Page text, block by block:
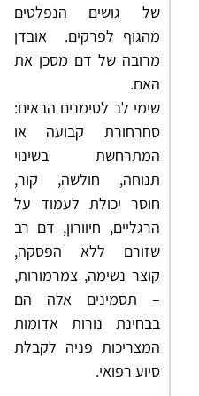
של גושים הנפלטים
מהגוף לפרקים. אובדן
מרובה של דם מסכן את
האם.
שימי לב לסימנים הבאים:
סחרחורת קבועה או
המתרחשת בשינוי
תנוחה, חולשה, קור,
חוסר יכולת לעמוד על
הרגליים, חיוורון, דם רב
שזורם ללא הפסקה,
קוצר נשימה, צמרמורות,
– תסמינים אלה הם
בבחינת נורות אדומות
המצריכות פניה לקבלת
סיוע רפואי.